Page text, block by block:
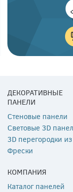
ДЕКОРАТИВНЫЕ
ПАНЕЛИ
Стеновые панели
Световые 3D
3D перегородки
Фрески
КОМПАНИЯ
Каталог панелей